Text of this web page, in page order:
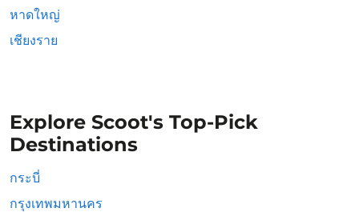
หาดใหญ่
เชียงราย
Explore Scoot's Top-Pick
Destinations
กระบี่
กรุงเทพมหานคร